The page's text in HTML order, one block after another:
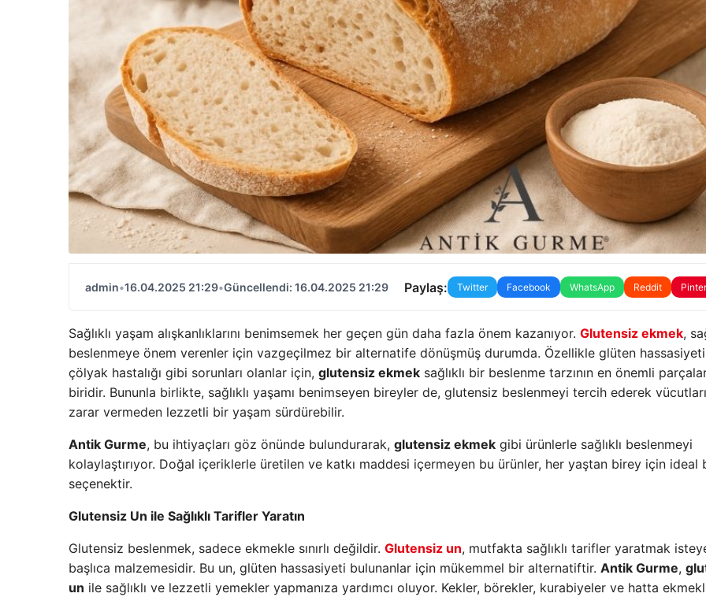
admin•16.04.2025 21:29•Güncellendi: 16.04.2025 21:29 Paylaş: Twitter Facebook WhatsApp Reddit
Sağlıklı yaşam alışkanlıklarını benimsemek her geçen gün daha fazla önem kazanıyor. Glutensiz ekmek,
beslenmeye önem verenler için vazgeçilmez bir alternatife dönüşmüş durumda. Özellikle glüten
çölyak hastalığı gibi sorunları olanlar için, glutensiz ekmek sağlıklı bir beslenme tarzının en önemli
biridir. Bununla birlikte, sağlıklı yaşamı benimseyen bireyler de, glutensiz beslenmeyi tercih ederek
zarar vermeden lezzetli bir yaşam sürdürebilir.
Antik Gurme, bu ihtiyaçları göz önünde bulundurarak, glutensiz ekmek gibi ürünlerle sağlıklı beslenmeyi
kolaylaştırıyor. Doğal içeriklerle üretilen ve katkı maddesi içermeyen bu ürünler, her yaştan birey için ideal
seçenektir.
Glutensiz Un ile Sağlıklı Tarifler Yaratın
Glutensiz beslenmek, sadece ekmekle sınırlı değildir. Glutensiz un, mutfakta sağlıklı tarifler yaratmak
başlıca malzemesidir. Bu un, glüten hassasiyeti bulunanlar için mükemmel bir alternatiftir. Antik Gurme,
un ile sağlıklı ve lezzetli yemekler yapmanıza yardımcı oluyor. Kekler, börekler, kurabiyeler ve hatta